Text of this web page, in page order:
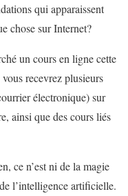
qui apparaissent
chose sur Internet?
un cours en ligne cette
recevrez plusieurs
électronique) sur
ainsi que des cours liés
ce n’est ni de la magie
l’intelligence artificielle.